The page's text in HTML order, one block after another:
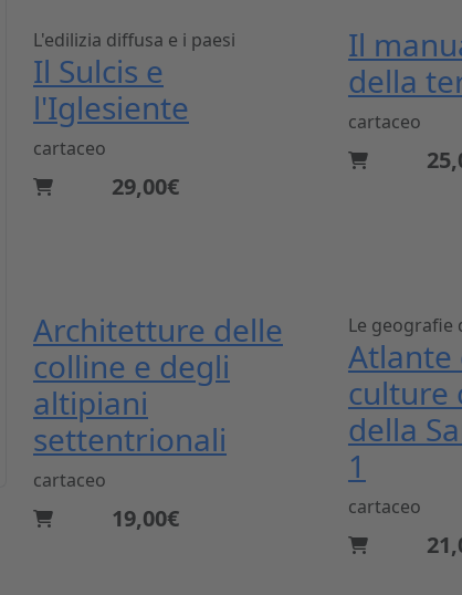
L'edilizia diffusa e i paesi
Il Sulcis e
l'Iglesiente
cartaceo
29,00€
Il
della
cartaceo
Architetture delle
colline e degli
altipiani
settentrionali
cartaceo
19,00€
Le geografie
Atlante
culture
della
1
cartaceo